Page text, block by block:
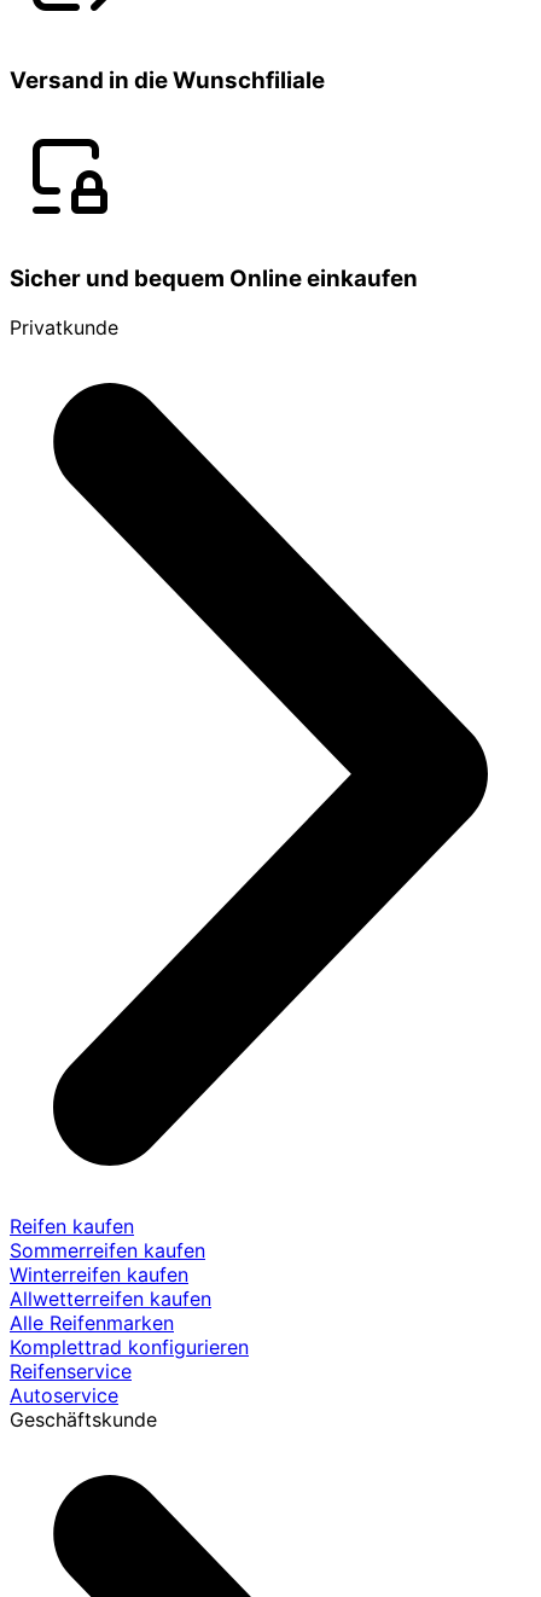
Versand in die Wunschfiliale
Sicher und bequem Online einkaufen
Privatkunde
Reifen kaufen
Sommerreifen kaufen
Winterreifen kaufen
Allwetterreifen kaufen
Alle Reifenmarken
Komplettrad konfigurieren
Reifenservice
Autoservice
Geschäftskunde